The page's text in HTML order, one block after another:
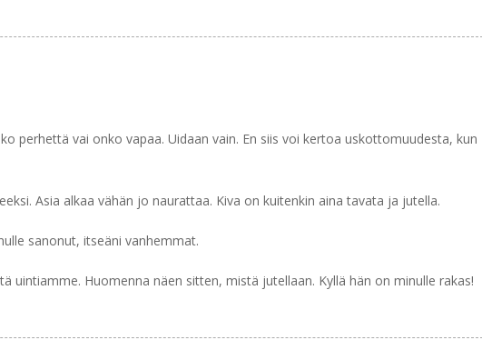
perhettä vai onko vapaa. Uidaan vain. En siis voi kertoa uskottomuudesta, kun
Asia alkaa vähän jo naurattaa. Kiva on kuitenkin aina tavata ja jutella.
sanonut, itseäni vanhemmat.
uintiamme. Huomenna näen sitten, mistä jutellaan. Kyllä hän on minulle rakas!